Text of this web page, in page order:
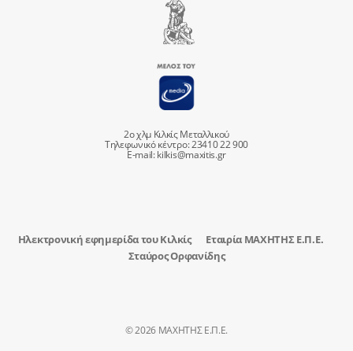
2ο χλμ Κιλκίς Μεταλλικού
Τηλεφωνικό κέντρο: 23410 22 900
E-mail:kilkis@maxitis.gr
Ηλεκτρονική εφημερίδα του Κιλκίς
Εταιρία ΜΑΧΗΤΗΣ Ε.Π.Ε.
Σταύρος Ορφανίδης
© 2026 ΜΑΧΗΤΗΣ Ε.Π.Ε.